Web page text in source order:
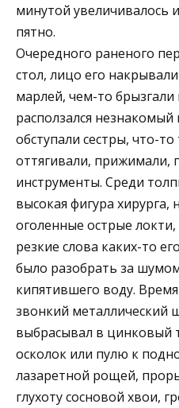
минутой увеличивалось
пятно.
Очередного раненого
стол, лицо его
марлей, чем-то брызгали
расползался
обступали сестры, что-
оттягивали,
инструменты. Среди
высокая фигура хирурга,
оголенные острые
резкие слова каких-то
было разобрать за
кипятившего воду.
звонкий металлический
выбрасывал в цинковый
осколок или пулю к
лазаретной рощей,
глухоту сосновой хвои,